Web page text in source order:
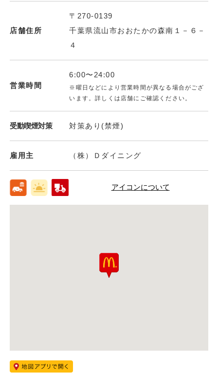
店舗住所
〒270-0139
千葉県流山市おおたかの森南１－６－
４
営業時間
6:00〜24:00
※曜日などにより営業時間が異なる場合がござ
います。詳しくは店舗にご確認ください。
受動喫煙対策 対策あり(禁煙)
雇用主 （株）Ｄダイニング
アイコンについて